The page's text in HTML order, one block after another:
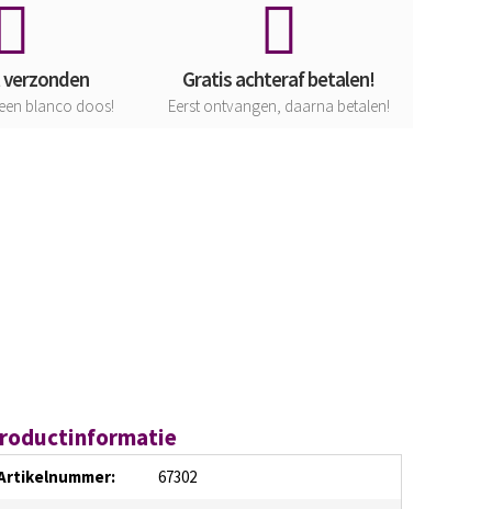
blanco doos!
Gratis achteraf betalen!
Eerst ontvangen, daarna betalen!
67302